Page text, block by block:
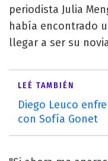
periodista Julia
había encontrado
llegar a ser su
LEÉ TAMBIÉN
Diego Leuco
con Sofía Gonet